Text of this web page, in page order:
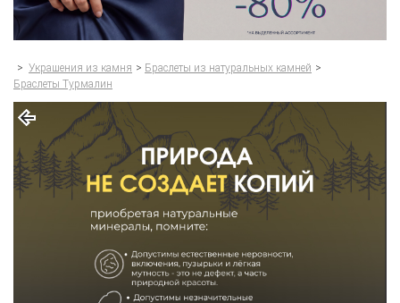
> Украшения из камня > Браслеты из натуральных камней >
Браслеты Турмалин